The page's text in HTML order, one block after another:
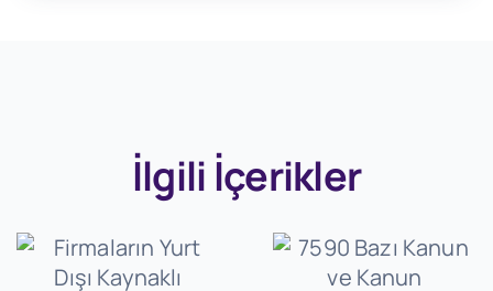
İlgili İçerikler